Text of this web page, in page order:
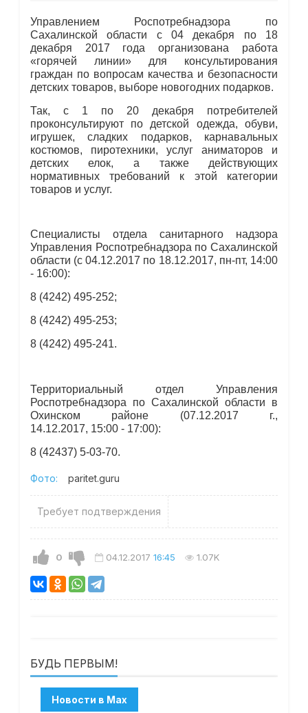
Управлением Роспотребнадзора по
Сахалинской области с 04 декабря по 18
декабря 2017 года организована работа
«горячей линии» для консультирования
граждан по вопросам качества и безопасности
детских товаров, выборе новогодних подарков.
Так, с 1 по 20 декабря потребителей
проконсультируют по детской одежда, обуви,
игрушек, сладких подарков, карнавальных
костюмов, пиротехники, услуг аниматоров и
детских елок, а также действующих
нормативных требований к этой категории
товаров и услуг.
Специалисты отдела санитарного надзора
Управления Роспотребнадзора по Сахалинской
области (с 04.12.2017 по 18.12.2017, пн-пт, 14:00
- 16:00):
8 (4242) 495-252;
8 (4242) 495-253;
8 (4242) 495-241.
Территориальный отдел Управления
Роспотребнадзора по Сахалинской области в
Охинском районе (07.12.2017 г.,
14.12.2017, 15:00 - 17:00):
8 (42437) 5-03-70.
Фото: paritet.guru
Требует подтверждения
0 04.12.2017 16:45 1.07K
БУДЬ ПЕРВЫМ!